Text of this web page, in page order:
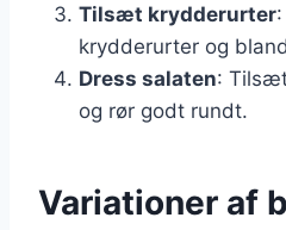
Tilsæt krydderurter
krydderurter og
Dress salaten:
og rør godt rundt.
Variationer af